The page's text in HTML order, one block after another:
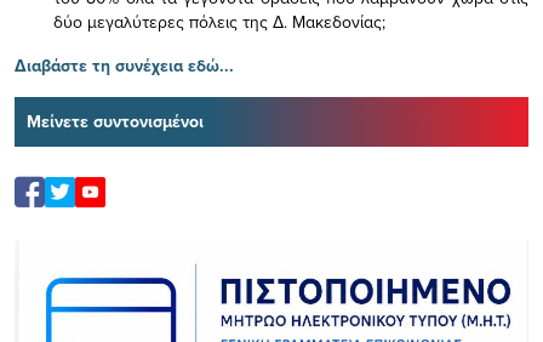
δύο μεγαλύτερες πόλεις της Δ. Μακεδονίας;
Διαβάστε τη συνέχεια εδώ...
Μείνετε συντονισμένοι